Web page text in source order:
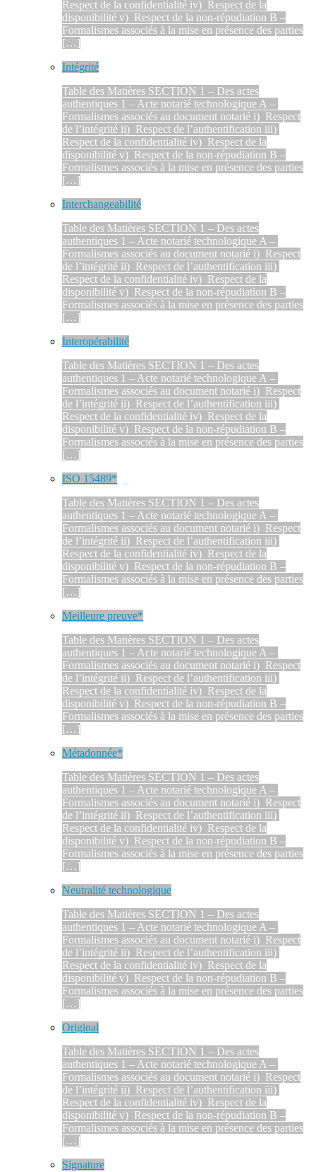
Respect de la confidentialité iv) Respect de la
disponibilité v) Respect de la non-répudiation B –
Formalismes associés à la mise en présence des parties
[…]
Intégrité
Table des Matières SECTION 1 – Des actes
authentiques 1 – Acte notarié technologique A –
Formalismes associés au document notarié i) Respect
de l’intégrité ii) Respect de l’authentification iii)
Respect de la confidentialité iv) Respect de la
disponibilité v) Respect de la non-répudiation B –
Formalismes associés à la mise en présence des parties
[…]
Interchangeabilité
Table des Matières SECTION 1 – Des actes
authentiques 1 – Acte notarié technologique A –
Formalismes associés au document notarié i) Respect
de l’intégrité ii) Respect de l’authentification iii)
Respect de la confidentialité iv) Respect de la
disponibilité v) Respect de la non-répudiation B –
Formalismes associés à la mise en présence des parties
[…]
Interopérabilité
Table des Matières SECTION 1 – Des actes
authentiques 1 – Acte notarié technologique A –
Formalismes associés au document notarié i) Respect
de l’intégrité ii) Respect de l’authentification iii)
Respect de la confidentialité iv) Respect de la
disponibilité v) Respect de la non-répudiation B –
Formalismes associés à la mise en présence des parties
[…]
ISO 15489*
Table des Matières SECTION 1 – Des actes
authentiques 1 – Acte notarié technologique A –
Formalismes associés au document notarié i) Respect
de l’intégrité ii) Respect de l’authentification iii)
Respect de la confidentialité iv) Respect de la
disponibilité v) Respect de la non-répudiation B –
Formalismes associés à la mise en présence des parties
[…]
Meilleure preuve*
Table des Matières SECTION 1 – Des actes
authentiques 1 – Acte notarié technologique A –
Formalismes associés au document notarié i) Respect
de l’intégrité ii) Respect de l’authentification iii)
Respect de la confidentialité iv) Respect de la
disponibilité v) Respect de la non-répudiation B –
Formalismes associés à la mise en présence des parties
[…]
Métadonnée*
Table des Matières SECTION 1 – Des actes
authentiques 1 – Acte notarié technologique A –
Formalismes associés au document notarié i) Respect
de l’intégrité ii) Respect de l’authentification iii)
Respect de la confidentialité iv) Respect de la
disponibilité v) Respect de la non-répudiation B –
Formalismes associés à la mise en présence des parties
[…]
Neutralité technologique
Table des Matières SECTION 1 – Des actes
authentiques 1 – Acte notarié technologique A –
Formalismes associés au document notarié i) Respect
de l’intégrité ii) Respect de l’authentification iii)
Respect de la confidentialité iv) Respect de la
disponibilité v) Respect de la non-répudiation B –
Formalismes associés à la mise en présence des parties
[…]
Original
Table des Matières SECTION 1 – Des actes
authentiques 1 – Acte notarié technologique A –
Formalismes associés au document notarié i) Respect
de l’intégrité ii) Respect de l’authentification iii)
Respect de la confidentialité iv) Respect de la
disponibilité v) Respect de la non-répudiation B –
Formalismes associés à la mise en présence des parties
[…]
Signature